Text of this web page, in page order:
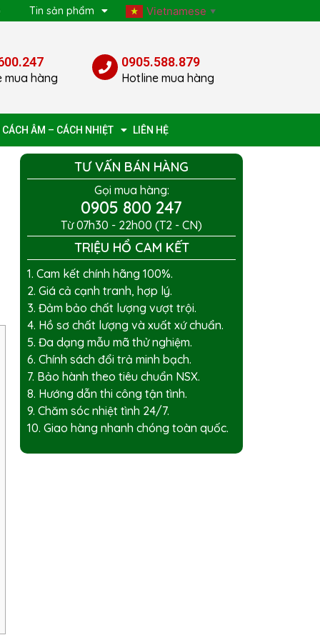
Tin sản phẩm Vietnamese ▼
mua hàng
0905.588.879
Hotline mua hàng
CÁCH ÂM – CÁCH NHIỆT LIÊN HỆ
TƯ VẤN BÁN HÀNG
Gọi mua hàng:
0905 800 247
Từ 07h30 - 22h00 (T2 - CN)
TRIỆU HỔ CAM KẾT
1. Cam kết chính hãng 100%.
2. Giá cả cạnh tranh, hợp lý.
3. Đảm bảo chất lượng vượt trội.
4. Hồ sơ chất lượng và xuất xứ chuẩn.
5. Đa dạng mẫu mã thử nghiệm.
6. Chính sách đổi trả minh bạch.
7. Bảo hành theo tiêu chuẩn NSX.
8. Hướng dẫn thi công tận tình.
9. Chăm sóc nhiệt tình 24/7.
10. Giao hàng nhanh chóng toàn quốc.